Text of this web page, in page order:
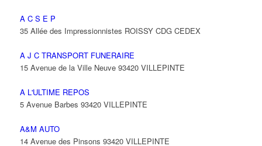
A C S E P
35 Allée des Impressionnistes ROISSY CDG CEDEX
A J C TRANSPORT FUNERAIRE
15 Avenue de la Ville Neuve 93420 VILLEPINTE
A L'ULTIME REPOS
5 Avenue Barbes 93420 VILLEPINTE
A&M AUTO
14 Avenue des Pinsons 93420 VILLEPINTE